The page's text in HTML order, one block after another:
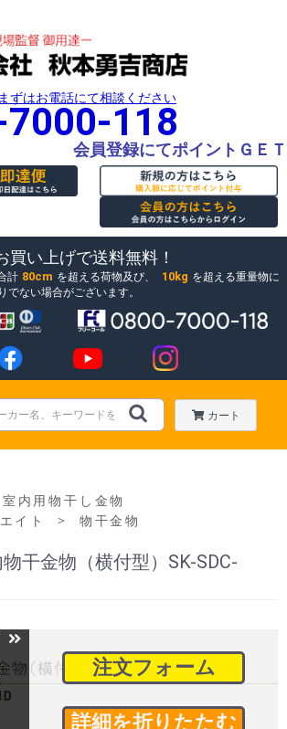
ずはお電話にて相談ください
118
会員登録にてポイントＧＥＴ
買い上げで送料無料！
計 80cm を超える荷物及び、 10kg を超える重量物に
でない場合がございます。
カート
室内用物干し金物
イト
＞ 物干金物
干金物（横付型）SK-SDC-
注文フォーム